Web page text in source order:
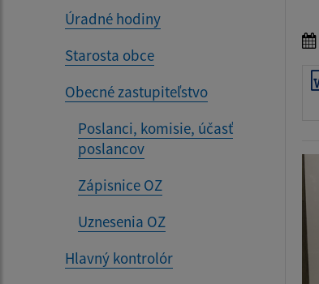
Úradné hodiny
Starosta obce
Obecné zastupiteľstvo
Poslanci, komisie, účasť
poslancov
Zápisnice OZ
Uznesenia OZ
Hlavný kontrolór